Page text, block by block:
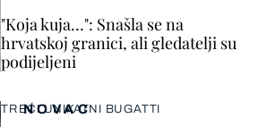
"Koja kuja…": Snašla se na
hrvatskoj granici, ali gledatelji su
podijeljeni
NOVAC
TREĆI UNIKATNI BUGATTI